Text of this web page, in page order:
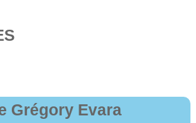
Grégory Evara